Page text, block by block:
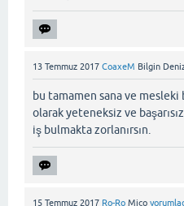
13 Temmuz 2017 CoaxeM Bilgin
bu tamamen sana ve
olarak yeteneksiz ve
iş bulmakta zorlanırsın.
15 Temmuz 2017 Ro-Ro Miço